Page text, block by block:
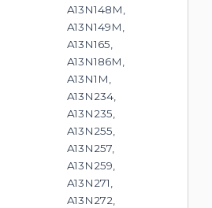
A13N148M,
A13N149M,
A13N165,
A13N186M,
A13N1M,
A13N234,
A13N235,
A13N255,
A13N257,
A13N259,
A13N271,
A13N272,